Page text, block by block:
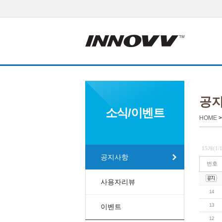
소식/이벤트
공지사항
사용자리뷰
이벤트
공
HOME >
15개(1/
번호
14
13
12